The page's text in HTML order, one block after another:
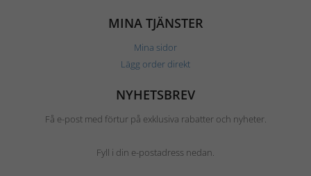
MINA TJÄNSTER
Mina sidor
Lägg order direkt
NYHETSBREV
Få e-post med förtur på exklusiva rabatter och nyheter.
Fyll i din e-postadress nedan.